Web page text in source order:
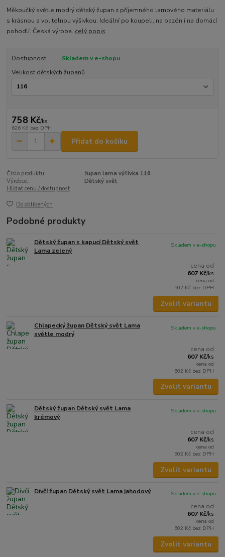
Měkoučký světle modrý dětský župan z příjemného lamového materiálu
s krásnou a volitelnou výšivkou. Ideální po koupeli, na bazén i na domácí
pohodlí. Česká výroba. celý popis
Dostupnost
Skladem v e-shopu
Velikost dětských županů
758 Kč/ks
626 Kč bez DPH
Přidat do košíku
Číslo produktu:
župan lama výšivka 116
Výrobce:
Dětský svět
Hlídat cenu / dostupnost
Do oblíbených
Podobné produkty
Dětský župan s kapucí Dětský svět
Lama zelený
cena od
607 Kč/ks
cena od
502 Kč bez DPH
Skladem v e-shopu
Zvolit variantu
Chlapecký župan Dětský svět Lama
světle modrý
cena od
607 Kč/ks
cena od
502 Kč bez DPH
Skladem v e-shopu
Zvolit variantu
Dětský župan Dětský svět Lama
krémový
cena od
607 Kč/ks
cena od
502 Kč bez DPH
Skladem v e-shopu
Zvolit variantu
Dívčí župan Dětský svět Lama jahodový
cena od
607 Kč/ks
cena od
502 Kč bez DPH
Skladem v e-shopu
Zvolit variantu